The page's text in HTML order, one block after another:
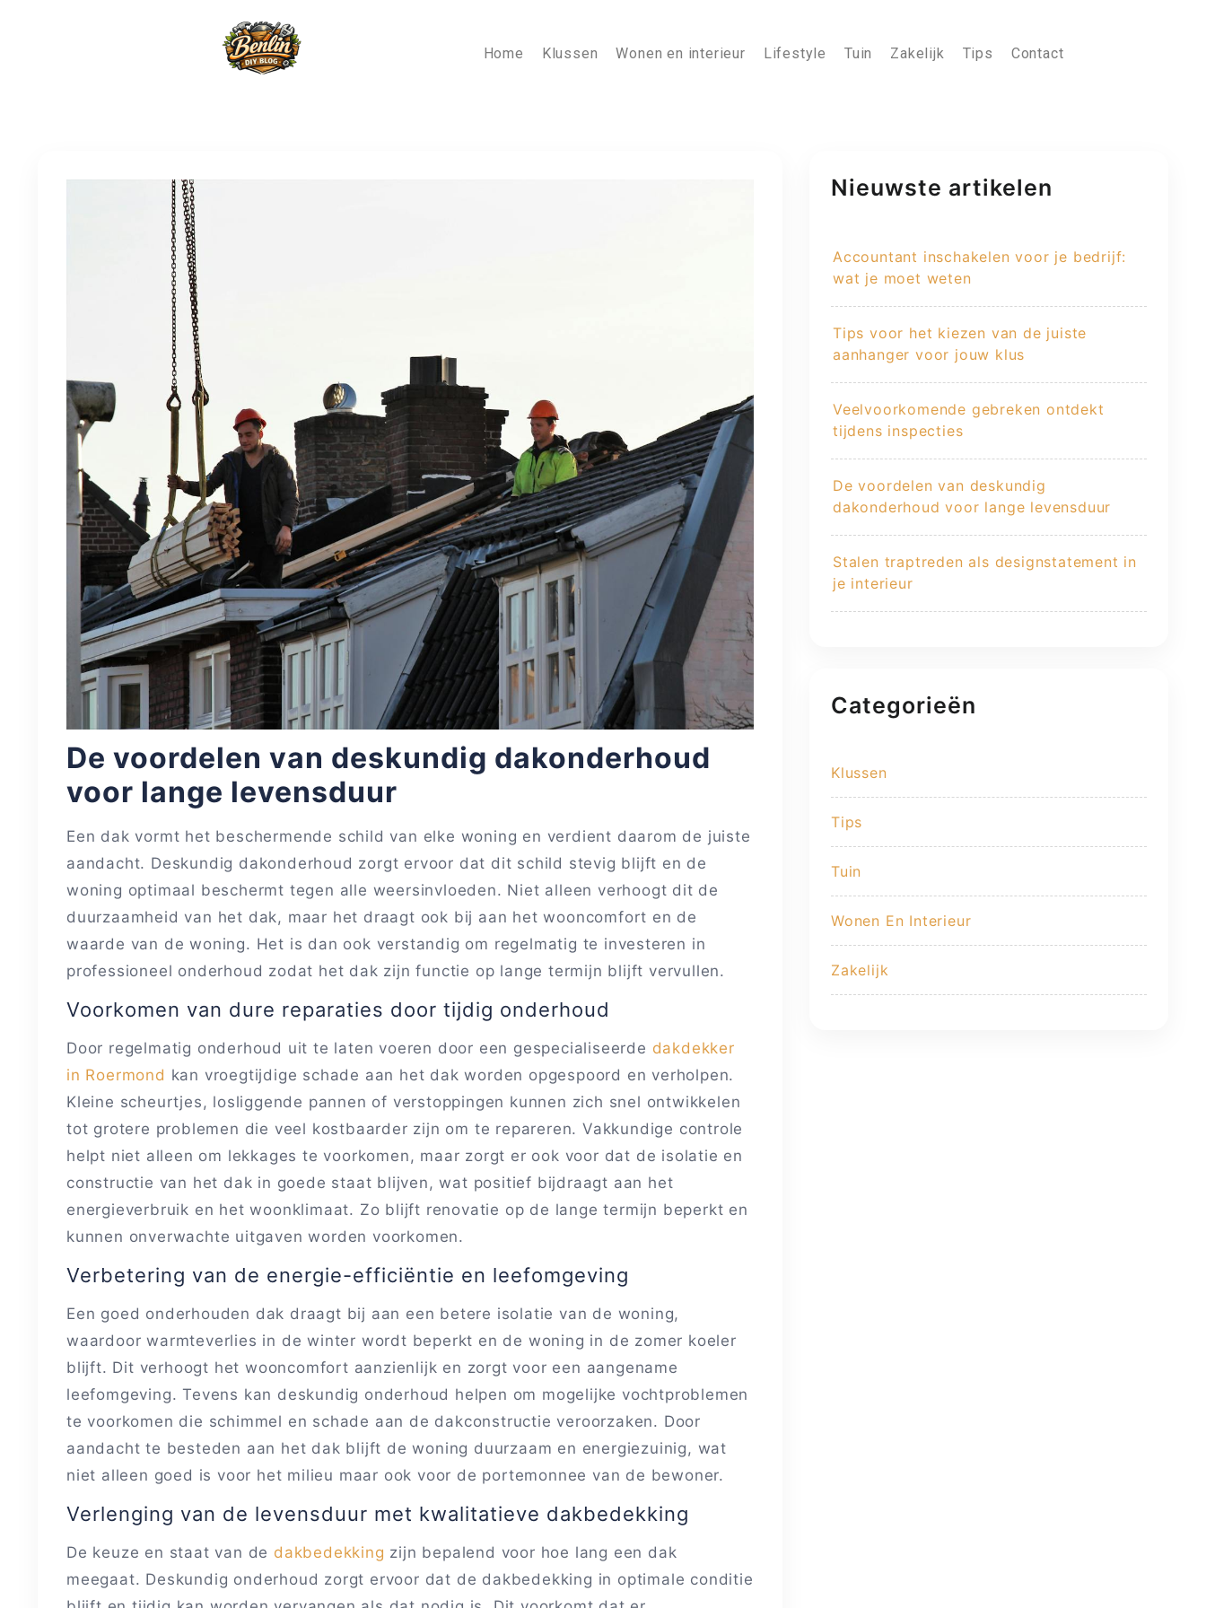
Home Klussen Wonen en interieur Lifestyle Tuin Zakelijk Tips Contact
De voordelen van deskundig dakonderhoud
voor lange levensduur
Een dak vormt het beschermende schild van elke woning en verdient daarom de juiste
aandacht. Deskundig dakonderhoud zorgt ervoor dat dit schild stevig blijft en de
woning optimaal beschermt tegen alle weersinvloeden. Niet alleen verhoogt dit de
duurzaamheid van het dak, maar het draagt ook bij aan het wooncomfort en de
waarde van de woning. Het is dan ook verstandig om regelmatig te investeren in
professioneel onderhoud zodat het dak zijn functie op lange termijn blijft vervullen.
Voorkomen van dure reparaties door tijdig onderhoud
Door regelmatig onderhoud uit te laten voeren door een gespecialiseerde dakdekker
in Roermond kan vroegtijdige schade aan het dak worden opgespoord en verholpen.
Kleine scheurtjes, losliggende pannen of verstoppingen kunnen zich snel ontwikkelen
tot grotere problemen die veel kostbaarder zijn om te repareren. Vakkundige controle
helpt niet alleen om lekkages te voorkomen, maar zorgt er ook voor dat de isolatie en
constructie van het dak in goede staat blijven, wat positief bijdraagt aan het
energieverbruik en het woonklimaat. Zo blijft renovatie op de lange termijn beperkt en
kunnen onverwachte uitgaven worden voorkomen.
Verbetering van de energie-efficiëntie en leefomgeving
Een goed onderhouden dak draagt bij aan een betere isolatie van de woning,
waardoor warmteverlies in de winter wordt beperkt en de woning in de zomer koeler
blijft. Dit verhoogt het wooncomfort aanzienlijk en zorgt voor een aangename
leefomgeving. Tevens kan deskundig onderhoud helpen om mogelijke vochtproblemen
te voorkomen die schimmel en schade aan de dakconstructie veroorzaken. Door
aandacht te besteden aan het dak blijft de woning duurzaam en energiezuinig, wat
niet alleen goed is voor het milieu maar ook voor de portemonnee van de bewoner.
Verlenging van de levensduur met kwalitatieve dakbedekking
De keuze en staat van de dakbedekking zijn bepalend voor hoe lang een dak
meegaat. Deskundig onderhoud zorgt ervoor dat de dakbedekking in optimale conditie
Nieuwste artikelen
Accountant inschakelen voor je bedrijf:
wat je moet weten
Tips voor het kiezen van de juiste
aanhanger voor jouw klus
Veelvoorkomende gebreken ontdekt
tijdens inspecties
De voordelen van deskundig
dakonderhoud voor lange levensduur
Stalen traptreden als designstatement in
je interieur
Categorieën
Klussen
Tips
Tuin
Wonen En Interieur
Zakelijk